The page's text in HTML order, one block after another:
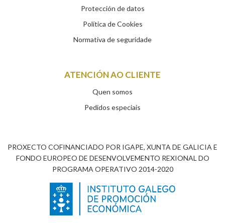
Protección de datos
Política de Cookies
Normativa de seguridade
ATENCIÓN AO CLIENTE
Quen somos
Pedidos especiais
PROXECTO COFINANCIADO POR IGAPE, XUNTA DE GALICIA E
FONDO EUROPEO DE DESENVOLVEMENTO REXIONAL DO
PROGRAMA OPERATIVO 2014-2020